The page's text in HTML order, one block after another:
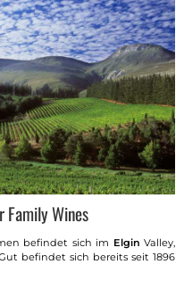
Family Wines
befindet sich im Elgin Valley,
befindet sich bereits seit 1896